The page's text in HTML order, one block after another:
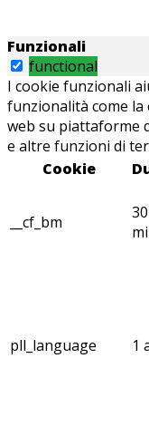
Funzionali
functional
I cookie funzionali
funzionalità come la
web su piattaforme
e altre funzioni di
Cookie
__cf_bm
30
pll_language 1